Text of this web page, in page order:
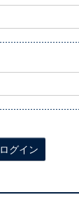
ログイン